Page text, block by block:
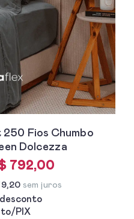
Fios Chumbo
Dolcezza
792,00
sem juros
PIX